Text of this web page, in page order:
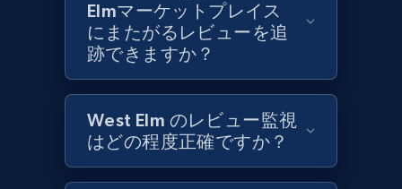
1.3K+ 175+ 今すぐ始める
Zara - Products
Category id, Product id, Product name, Price,
Currency, Colour code, Colour, Description, and
more.
Elmマーケットプレイス
にまたがるレビューを追
跡できますか？
West Elm のレビュー監視
はどの程度正確ですか？